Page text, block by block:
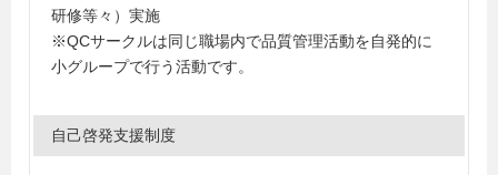
研修等々）実施
※QCサークルは同じ職場内で品質管理活動を自発的に
小グループで行う活動です。
自己啓発支援制度